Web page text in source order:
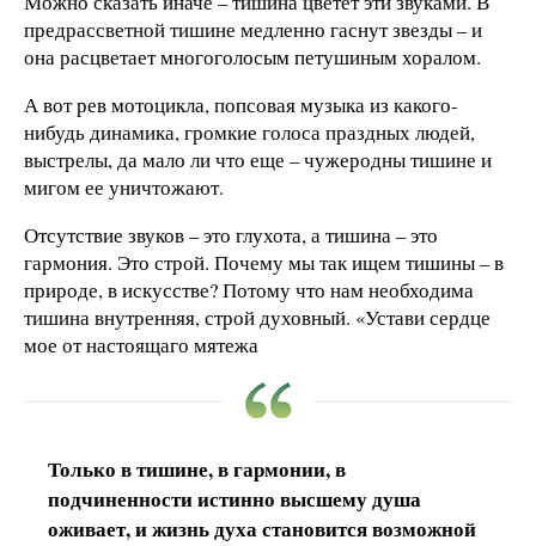
предрассветной тишине медленно гаснут звезды – и
она расцветает многоголосым петушиным хоралом.
А вот рев мотоцикла, попсовая музыка из какого-
нибудь динамика, громкие голоса праздных людей,
выстрелы, да мало ли что еще – чужеродны тишине и
мигом ее уничтожают.
Отсутствие звуков – это глухота, а тишина – это
гармония. Это строй. Почему мы так ищем тишины – в
природе, в искусстве? Потому что нам необходима
тишина внутренняя, строй духовный. «Устави сердце
мое от настоящаго мятежа
Только в тишине, в гармонии, в
подчиненности истинно высшему душа
оживает, и жизнь духа становится возможной